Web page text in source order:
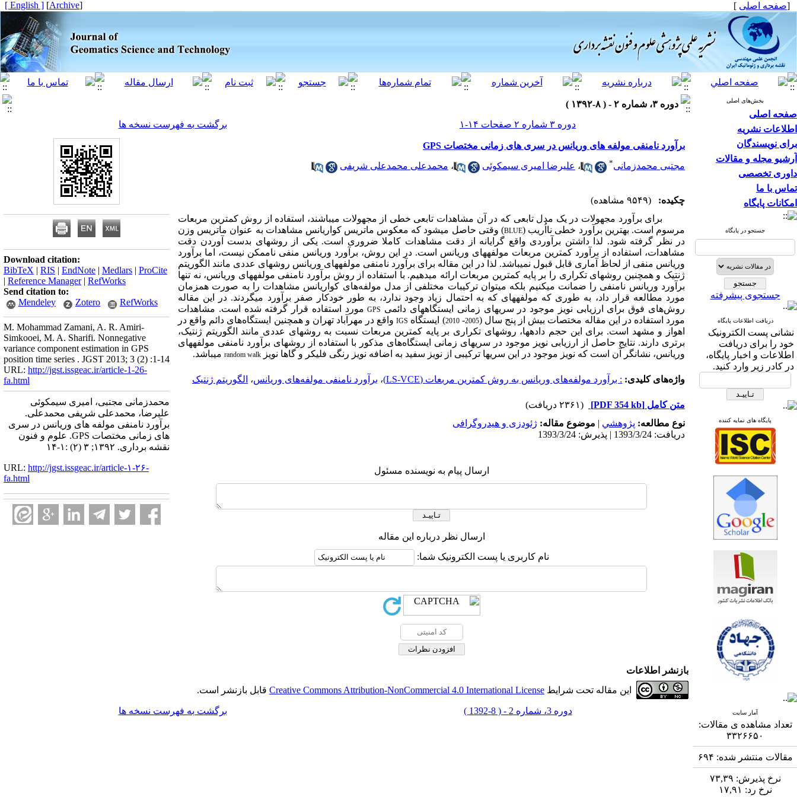
[صفحه اصلی ]
[
Archive
]
[ English ]
بخش‌های اصلی
صفحه اصلی
اطلاعات نشریه
برای نویسندگان
آرشیو مجله و مقالات
داوری تخصصی
تماس با ما
امکانات پایگاه
جستجو در پایگاه
جستجوی پیشرفته
دریافت اطلاعات پایگاه
نشانی پست الکترونیک
خود را برای دریافت
اطلاعات و اخبار پایگاه،
در کادر زیر وارد کنید.
پایگاه های نمایه کننده
آمار سایت
تعداد مشاهده ی مقالات:
۳۳۲۶۶۵۰
مقالات منتشر شده: ۶۹۴
نرخ پذیرش: ۷۳,۳۹
نرخ رد: ۱۷,۹۱
دوره ۳، شماره ۲ - ( ۸-۱۳۹۲ )
دوره ۳ شماره ۲ صفحات ۱۴-۱
برگشت به فهرست نسخه ها
برآورد نامنفی مولفه های وریانس در سری های زمانی مختصات GPS
مجتبی محمدزمانی* ، علیرضا امیری سیمکوئی ، محمدعلی محمدعلی شریفی
چکیده:
(۹۵۴۹ مشاهده)
برای برآورد مجهولات در یک مدل تابعی که در آن مشاهدات تابعی خطی از مجهولات می­باشند، استفاده از روش کمترین مربعات
مرسوم است. بهترین برآورد خطی نااُریب (BLUE) وقتی حاصل می­شود که معکوس ماتریس کواریانس مشاهدات به عنوان ماتریس وزن
در نظر گرفته شود. لذا داشتن برآوردی واقع گرایانه از دقت مشاهدات کاملا ضروری است. یکی از روش­های بدست آوردن دقت
مشاهدات، استفاده از برآورد کمترین مربعات مولفه­های وریانس است. در این روش، برآورد وریانس منفی ناممکن نیست، اما برآورد
وریانس منفی از لحاظ آماری قابل قبول نمی­باشد. لذا در این مقاله برای برآورد نامنفی مولفه­های وریانس روش­های عددی مانند الگوریتم
ژنتیک و همچنین روش­های تکراری را بر پایه کمترین مربعات ارائه می­دهیم. با استفاده از روش برآورد نامنفی مولفه­های وریانس، نه تنها
برآورد وریانس نامنفی را ضمانت می­کنیم بلکه می­توان ترکیبات مختلفی از مدل مولفه‌های کواریانس مشاهدات را به صورت همزمان
مورد مطالعه قرار داد، به طوری که مولفه­های که به احتمال زیاد وجود ندارد، به طور خودکار صفر برآورد می­گردند. در این مقاله
روش‌های فوق برای ارزیابی نویز موجود در سری­های زمانی ایستگاه­های دائمی GPSمورد استفاده قرار گرفته شده است. مشاهدات
مورد استفاده در این مقاله مختصات بیش از پنج سال (2005
-
2010) ایستگاه IGSواقع در مهرآباد تهران و همچنین ایستگاه‌های دائم واقع در
اهواز و مشهد است. برای این حجم داده­ها، روش­های تکراری بر پایه کمترین مربعات نسبت به روش­های عددی مانند الگوریتم ژنتیک،
برتری دارند. نتایج حاصل از ارزیابی نویز موجود در سری­های زمانی ایستگاه‌های مذکور با استفاده از روش­های برآورد نامنفی مولفه­های
وریانس، نشانگر آن است که نویز موجود در این سری­ها ترکیبی از نویز سفید به اضافه نویز رنگی فلیکر و گاها نویز random walk می­باشد.
واژه‌های کلیدی: : برآورد مولفه‌های وریانس به روش کمترین مربعات (LS-VCE) ، برآورد نامنفی مولفه‌های وریانس، الگوریتم ژنتیک
متن کامل [PDF 354 kb]
(۲۳۶۱ دریافت)
نوع مطالعه: پژوهشي | موضوع مقاله: ژئودزی و هیدروگرافی
دریافت: 1393/3/24 | پذیرش: 1393/3/24
ارسال پیام به نویسنده مسئول
ارسال نظر درباره این مقاله
نام کاربری یا پست الکترونیک شما:
Download citation:
BibTeX | RIS | EndNote | Medlars | ProCite
| Reference Manager| RefWorks
Send citation to:
Mendeley
Zotero RefWorks
M. Mohammad Zamani, A. R. Amiri-
Simkooei, M. A. Sharifi. Nonnegative
variance component estimation in GPS
position time series . JGST 2013; 3 (2) :1-14
URL: http://jgst.issgeac.ir/article-1-26-
fa.html
محمدزمانی مجتبی، امیری سیمکوئی
علیرضا، محمدعلی شریفی محمدعلی.
برآورد نامنفی مولفه های وریانس در سری
های زمانی مختصات GPS. علوم و فنون
نقشه برداری. ۱۳۹۲; ۳ (۲) :۱-۱۴
URL: http://jgst.issgeac.ir/article-۱-۲۶-
fa.html
بازنشر اطلاعات
این مقاله تحت شرایط Creative Commons Attribution-NonCommercial 4.0 International License قابل بازنشر است.
دوره 3، شماره 2 - ( 8-1392 ) برگشت به فهرست نسخه ها